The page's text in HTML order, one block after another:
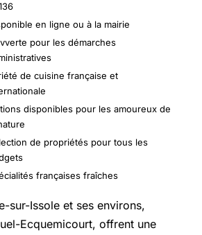
en ligne ou à la mairie
pour les démarches
de cuisine française et
disponibles pour les amoureux de
de propriétés pour tous les
françaises fraîches
sur-Issole et ses environs,
Ecquemicourt, offrent une